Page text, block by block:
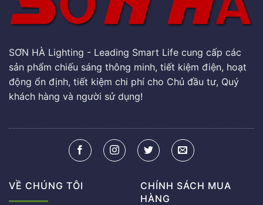
SƠN HÀ Lighting - Leading Smart Life cung cấp các
sản phẩm chiếu sáng thông minh, tiết kiệm điện, hoạt
động ổn định, tiết kiệm chi phí cho Chủ đầu tư, Quý
khách hàng và người sử dụng!
VỀ CHÚNG TÔI
CHÍNH SÁCH MUA
HÀNG